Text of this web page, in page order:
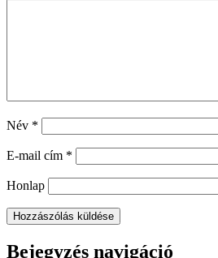
Név *
E-mail cím *
Honlap
Bejegyzés navigáció